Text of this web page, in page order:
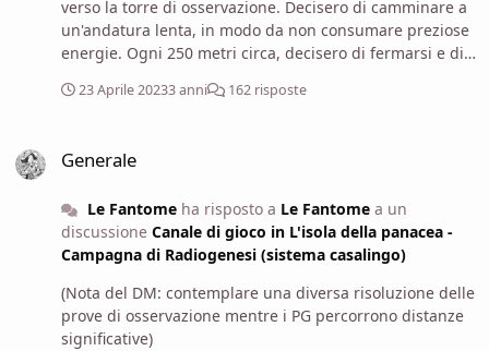
verso la torre di osservazione. Decisero di camminare a
un'andatura lenta, in modo da non consumare preziose
energie. Ogni 250 metri circa, decisero di fermarsi e di
circostante, sfruttando la maggior portata visiva offerta
significativo con il suo binocolo. Ma, negli ultimi 500 m,
avvolgeva la strada.
23 Aprile 20233 anni 162 risposte
Generale
Le Fantomeha risposto a Le Fantomea un
discussione Canale di gioco in L'isola della panacea -
Campagna di Radiogenesi (sistema casalingo)
(Nota del DM: contemplare una diversa risoluzione delle
prove di osservazione mentre i PG percorrono distanze
significative)